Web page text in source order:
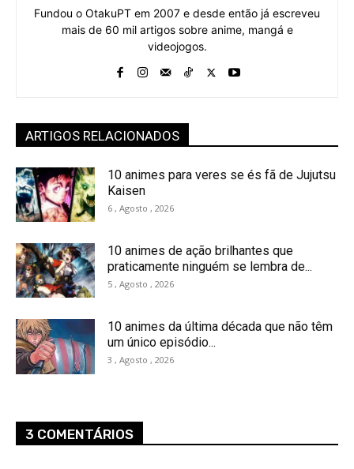
Fundou o OtakuPT em 2007 e desde então já escreveu
mais de 60 mil artigos sobre anime, mangá e
videojogos.
ARTIGOS RELACIONADOS
10 animes para veres se és fã de Jujutsu
Kaisen
6 , Agosto , 2026
10 animes de ação brilhantes que
praticamente ninguém se lembra de...
5 , Agosto , 2026
10 animes da última década que não têm
um único episódio...
3 , Agosto , 2026
3 COMENTÁRIOS